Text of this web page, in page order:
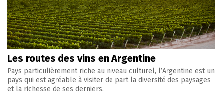
Les routes des vins en Argentine
Pays particulièrement riche au niveau culturel, l’Argentine est un
pays qui est agréable à visiter de part la diversité des paysages
et la richesse de ses derniers.